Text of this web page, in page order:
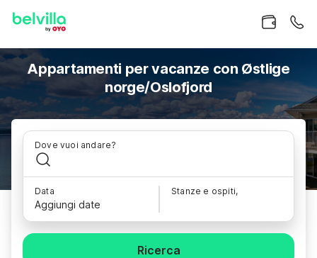
Appartamenti per vacanze con Østlige
norge/Oslofjord
Dove vuoi andare?
Data
Aggiungi date
Stanze e ospiti,
Ricerca